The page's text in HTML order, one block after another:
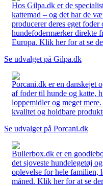
Hos Gilpa.dk er de
kattemad – og det har de
producerer deres eget
hundefodermærker direkte
Europa. Klik her for at se
Se udvalget på Gilpa.dk
Porcani.dk er en danskejet
af foder til hunde og katte,
loppemidler og meget
kvalitet og holdbare
Se udvalget på Porcani.dk
Bullerbox.dk er en
det sjoveste hundelegetøj
oplevelse for hele familien,
måned. Klik her for at se